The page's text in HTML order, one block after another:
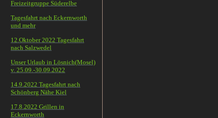
Freizeitgruppe Süderelbe
Tagesfahrt nach Eckernworth
und mehr
12.Oktober 2022 Tagesfahrt
nach Salzwedel
Unser Urlaub in Lösnich(Mosel)
v. 25.09.-30.09.2022
14.9.2022 Tagesfahrt nach
Schönberg Nähe Kiel
17.8.2022 Grillen in
Eckernworth